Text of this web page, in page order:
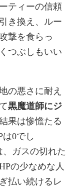
ティーの信頼
き換え、ルー
撃を食らっ
つぶしもいい
の悪さに耐え
黒魔道師にジ
果は惨憺たる
0でし
ガスの切れた
の少なめな人
払い続けるレ